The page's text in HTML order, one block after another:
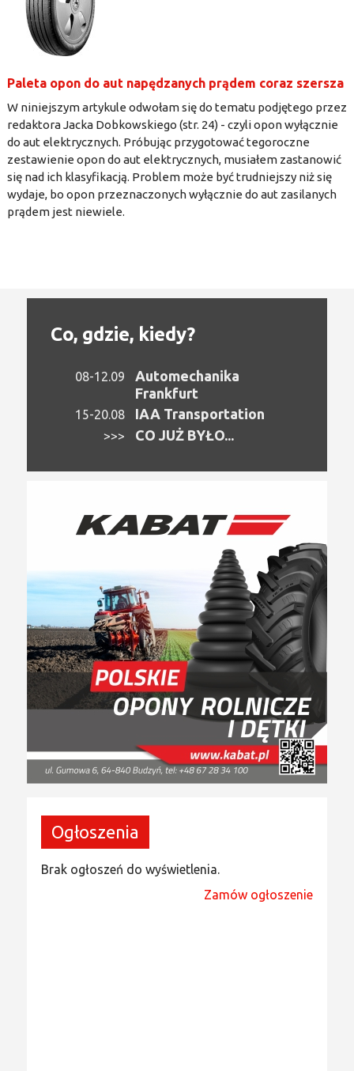
Paleta opon do aut napędzanych prądem coraz szersza
W niniejszym artykule odwołam się do tematu podjętego przez
redaktora Jacka Dobkowskiego (str. 24) - czyli opon wyłącznie
do aut elektrycznych. Próbując przygotować tegoroczne
zestawienie opon do aut elektrycznych, musiałem zastanowić
się nad ich klasyfikacją. Problem może być trudniejszy niż się
wydaje, bo opon przeznaczonych wyłącznie do aut zasilanych
prądem jest niewiele.
Co, gdzie, kiedy?
08-12.09
Automechanika
Frankfurt
15-20.08 IAA Transportation
>>> CO JUŻ BYŁO...
Ogłoszenia
Brak ogłoszeń do wyświetlenia.
Zamów ogłoszenie